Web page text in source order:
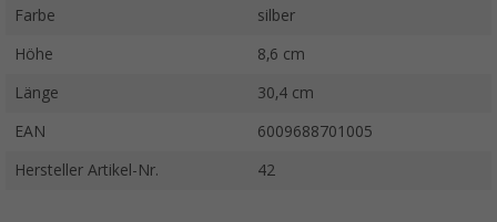
Farbe silber
Höhe 8,6 cm
Länge 30,4 cm
EAN 6009688701005
Hersteller Artikel-Nr. 42